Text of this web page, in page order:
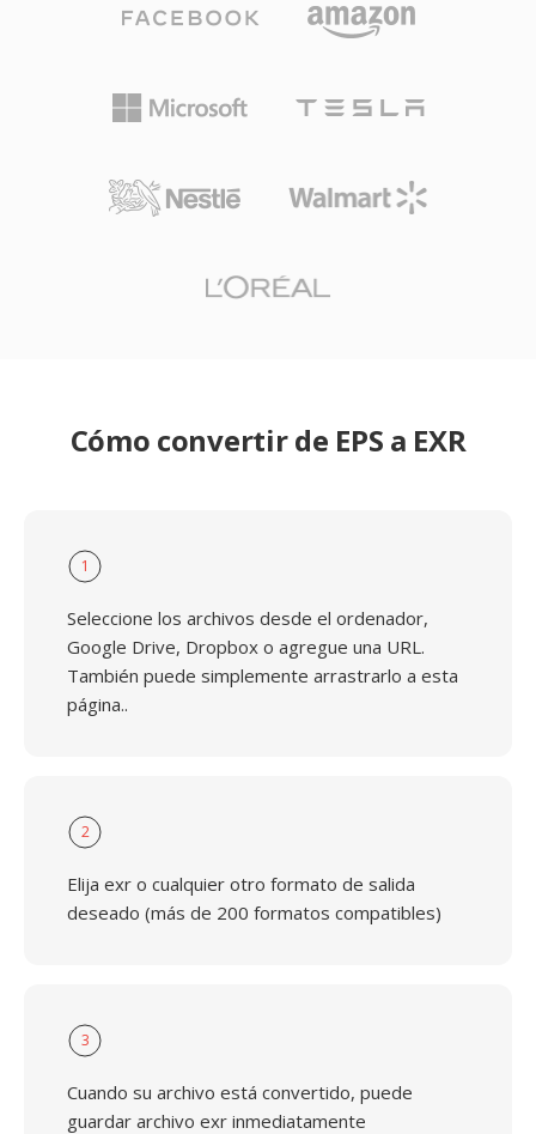
Cómo convertir de EPS a EXR
1
Seleccione los archivos desde el ordenador,
Google Drive, Dropbox o agregue una URL.
También puede simplemente arrastrarlo a esta
página..
2
Elija exr o cualquier otro formato de salida
deseado (más de 200 formatos compatibles)
3
Cuando su archivo está convertido, puede
guardar archivo exr inmediatamente